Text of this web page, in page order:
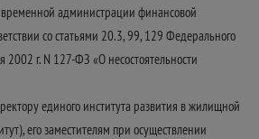
временной администрации финансовой
со статьями 20.3, 99, 129 Федерального
2002 г. N 127-ФЗ «О несостоятельности
единого института развития в жилищной
его заместителям при осуществлении